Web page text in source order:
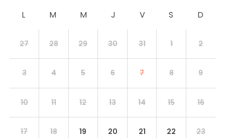
27 28 29 30 31 1 2
3 4 5 6 7 8 9
10 11 12 13 14 15 16
17 18 19 20 21 22 23